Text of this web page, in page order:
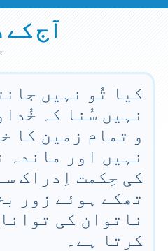
آج کے
کیا تُو نہیں
نہیں سُنا کہ
و تمام زمین کا
نہیں اور ماندہ
کی حِکمت اِدراک
تھکے ہوئے زور
ناتوان کی
کرتا ہے۔